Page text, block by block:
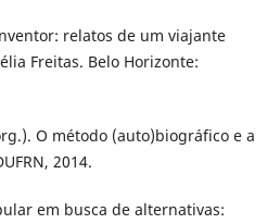
relatos de um viajante
Freitas. Belo Horizonte:
O método (auto)biográfico e a
2014.
em busca de alternativas: